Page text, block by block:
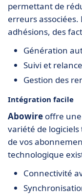
permettant de
erreurs associées.
adhésions, des
Génération
Suivi et
Gestion des
Intégration facile
Abowire offre une
variété de
de vos
technologique
Connectivité